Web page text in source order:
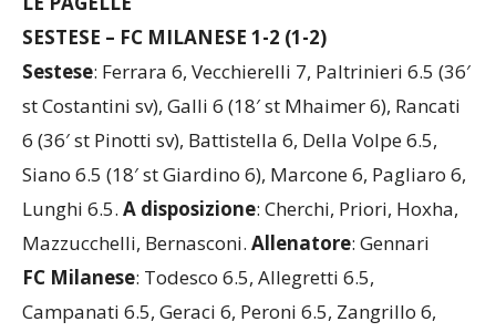
LE PAGELLE
SESTESE – FC MILANESE 1-2 (1-2)
Sestese: Ferrara 6, Vecchierelli 7, Paltrinieri 6.5 (36′
st Costantini sv), Galli 6 (18′ st Mhaimer 6), Rancati
6 (36′ st Pinotti sv), Battistella 6, Della Volpe 6.5,
Siano 6.5 (18′ st Giardino 6), Marcone 6, Pagliaro 6,
Lunghi 6.5.A disposizione: Cherchi, Priori, Hoxha,
Mazzucchelli, Bernasconi.Allenatore: Gennari
FC Milanese: Todesco 6.5, Allegretti 6.5,